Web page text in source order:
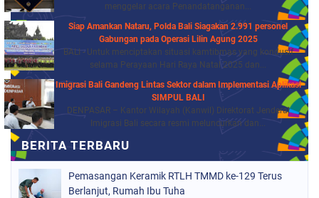
menggelar acara Penandatanganan...
Siap Amankan Nataru, Polda Bali Siagakan 2.991 personel
Gabungan pada Operasi Lilin Agung 2025
BALI - Untuk menciptakan situasi kamtibmas yang kondusif
selama Perayaan Hari Raya Natal 2025 dan...
Imigrasi Bali Gandeng Lintas Sektor dalam Implementasi Aplikasi
SIMPUL BALI
DENPASAR – Kantor Wilayah (Kanwil) Direktorat Jenderal
Imigrasi Bali secara resmi meluncurkan dan...
Pemasangan Keramik RTLH TMMD ke-129 Terus
Berlanjut, Rumah Ibu Tuha